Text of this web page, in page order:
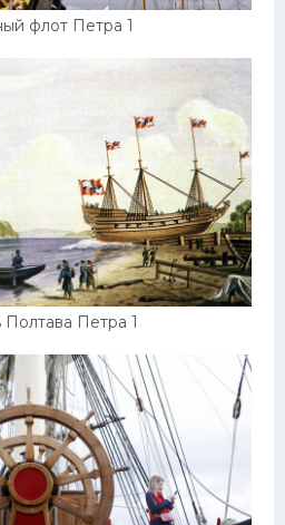
флот Петра 1
Полтава Петра 1